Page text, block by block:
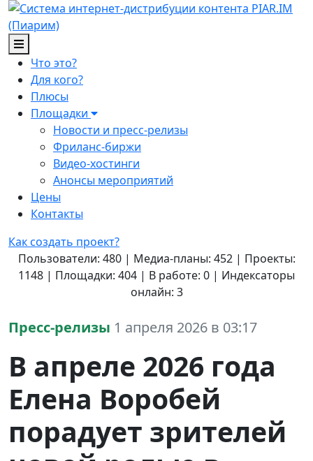
Что это?
Для кого?
Плюсы
Площадки
Новости и пресс-релизы
Фриланс-биржи
Видео-хостинги
Анонсы мероприятий
Цены
Контакты
Как создать проект?
Пользователи: 480 | Медиа-планы: 452 | Проекты:
1148 | Площадки: 404 | В работе: 0 | Индексаторы
онлайн: 3
Пресс-релизы 1 апреля 2026 в 03:17
В апреле 2026 года
Елена Воробей
порадует зрителей